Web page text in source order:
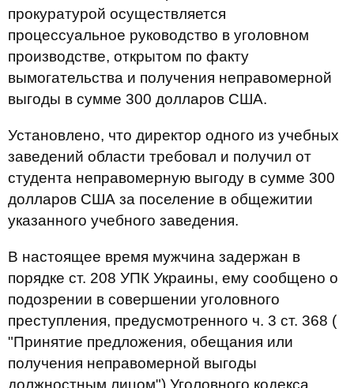
прокуратурой осуществляется
процессуальное руководство в уголовном
производстве, открытом по факту
вымогательства и получения неправомерной
выгоды в сумме 300 долларов США.
Установлено, что директор одного из учебных
заведений области требовал и получил от
студента неправомерную выгоду в сумме 300
долларов США за поселение в общежитии
указанного учебного заведения.
В настоящее время мужчина задержан в
порядке ст. 208 УПК Украины, ему сообщено о
подозрении в совершении уголовного
преступления, предусмотренного ч. 3 ст. 368 (
"Принятие предложения, обещания или
получения неправомерной выгоды
должностным лицом") Уголовного кодекса